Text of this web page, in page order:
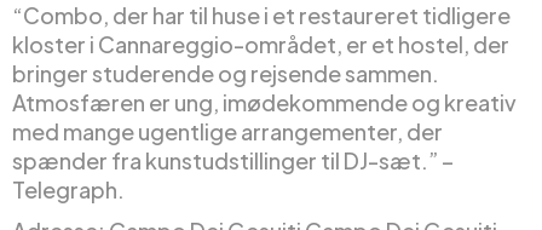
“Combo, der har til huse i et restaureret tidligere
kloster i Cannareggio-området, er et hostel, der
bringer studerende og rejsende sammen.
Atmosfæren er ung, imødekommende og kreativ
med mange ugentlige arrangementer, der
spænder fra kunstudstillinger til DJ-sæt.” –
Telegraph.